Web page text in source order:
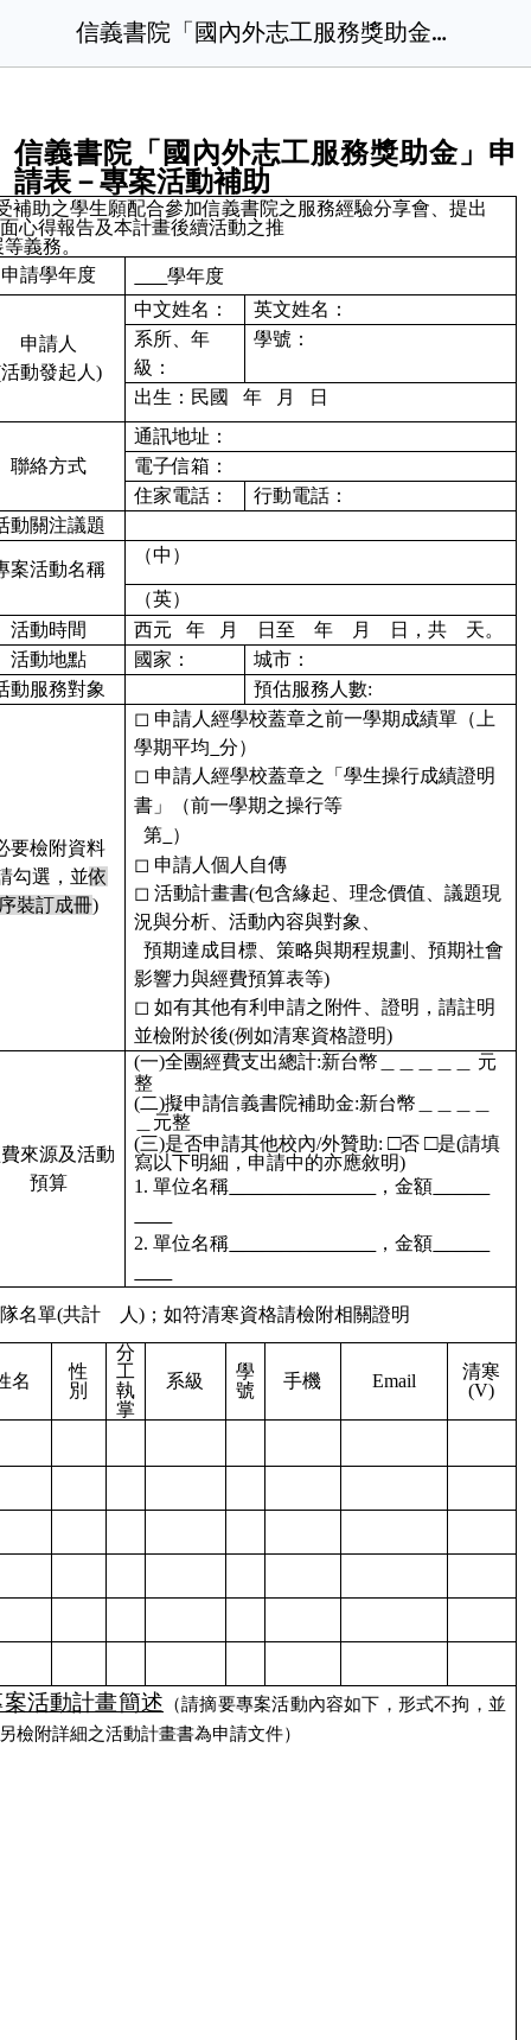
信義書院「國內外志工服務獎助金」申請表_專案活動補助.docx
信義書院「國內外志工服務獎助金」申
請表－專案活動補助
補助之學生願配合參加信義書院之服務經驗分享會、提出
心得報告及本計畫後續活動之推
義務。
申請學年度
學年度
申請人
動發起人)
中文姓名：
英文姓名：
系所、年
級：
學號：
出生：民國 年 月 日
聯絡方式
通訊地址：
電子信箱：
住家電話：
行動電話：
動關注議題
案活動名稱
（中）
（英）
活動時間
西元 年 月 日至 年 月 日，共 天。
活動地點
國家：
城市：
動服務對象
預估服務人數:
要檢附資料
勾選，並依
裝訂成冊)
◻ 申請人經學校蓋章之前一學期成績單（上
學期平均 分）
◻ 申請人經學校蓋章之「學生操行成績證明
書」（前一學期之操行等
第
）
◻ 申請人個人自傳
◻ 活動計畫書(包含緣起、理念價值、議題現
況與分析、活動內容與對象、
預期達成目標、策略與期程規劃、預期社會
影響力與經費預算表等)
◻ 如有其他有利申請之附件、證明，請註明
並檢附於後(例如清寒資格證明)
來源及活動
預算
(一)全團經費支出總計:新台幣＿＿＿＿＿ 元
整
(二)擬申請信義書院補助金:新台幣＿＿＿＿
＿元整
(三)是否申請其他校內/外贊助:□否□是(請填
寫以下明細，申請中的亦應敘明)
1. 單位名稱
，金額
2. 單位名稱
，金額
名單(共計 人)；如符清寒資格請檢附相關證明
名
性
別
分
工
執
掌
系級
學
號
手機 Email
清寒
(V)
活動計畫簡述 （請摘要專案活動內容如下，形式不拘，並
檢附詳細之活動計畫書為申請文件）